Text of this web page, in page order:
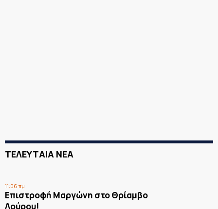
ΤΕΛΕΥΤΑΙΑ ΝΕΑ
11:06 πμ
Επιστροφή Μαργώνη στο Θρίαμβο
Λούρου!